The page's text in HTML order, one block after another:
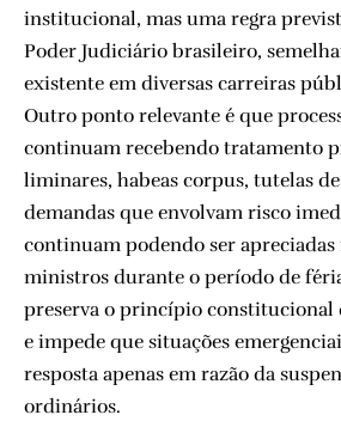
institucional, mas uma regra
Poder Judiciário brasileiro,
existente em diversas carreiras
Outro ponto relevante é que
continuam recebendo tratamento
liminares, habeas corpus, tutelas
demandas que envolvam risco
continuam podendo ser
ministros durante o período de
preserva o princípio constitucional
e impede que situações
resposta apenas em razão da
ordinários.